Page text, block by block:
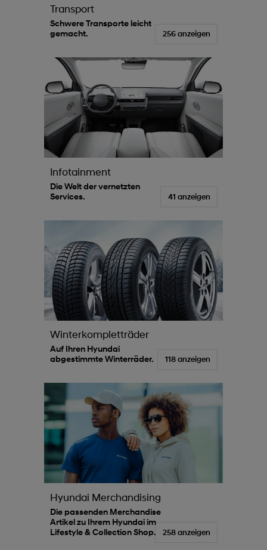
Transport
Schwere Transporte leicht
gemacht.
256 anzeigen
Infotainment
Die Welt der vernetzten
Services.
41 anzeigen
Winterkompletträder
Auf Ihren Hyundai
abgestimmte Winterräder.
118 anzeigen
Hyundai Merchandising
Die passenden Merchandise
Artikel zu Ihrem Hyundai im
Lifestyle & Collection Shop.
258 anzeigen